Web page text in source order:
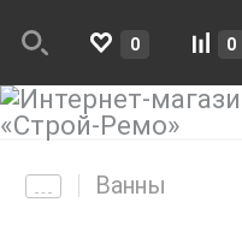
0 0
Ванны